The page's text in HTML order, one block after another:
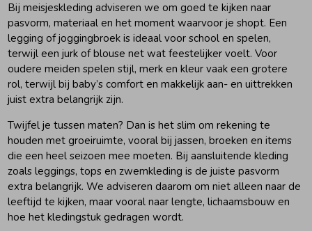
Bij meisjeskleding adviseren we om goed te kijken naar
pasvorm, materiaal en het moment waarvoor je shopt. Een
legging of joggingbroek is ideaal voor school en spelen,
terwijl een jurk of blouse net wat feestelijker voelt. Voor
oudere meiden spelen stijl, merk en kleur vaak een grotere
rol, terwijl bij baby’s comfort en makkelijk aan- en uittrekken
juist extra belangrijk zijn.
Twijfel je tussen maten? Dan is het slim om rekening te
houden met groeiruimte, vooral bij jassen, broeken en items
die een heel seizoen mee moeten. Bij aansluitende kleding
zoals leggings, tops en zwemkleding is de juiste pasvorm
extra belangrijk. We adviseren daarom om niet alleen naar de
leeftijd te kijken, maar vooral naar lengte, lichaamsbouw en
hoe het kledingstuk gedragen wordt.